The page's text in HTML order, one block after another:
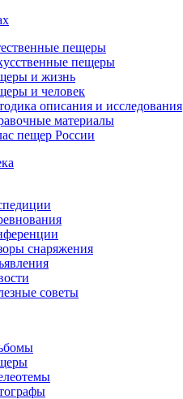
пещеры
пещеры
и жизнь
и человек
описания и исследования
материалы
пещер России
снаряжения
советы